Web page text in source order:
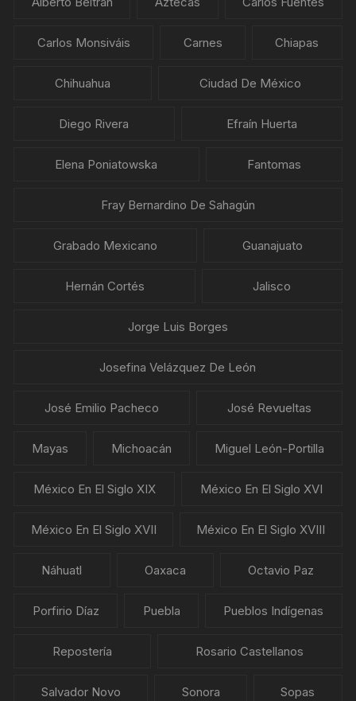
Carlos Monsiváis Carnes Chiapas
Chihuahua Ciudad De México
Diego Rivera Efraín Huerta
Elena Poniatowska Fantomas
Fray Bernardino De Sahagún
Grabado Mexicano Guanajuato
Hernán Cortés Jalisco
Jorge Luis Borges
Josefina Velázquez De León
José Emilio Pacheco José Revueltas
Mayas Michoacán Miguel León-Portilla
México En El Siglo XIX México En El Siglo XVI
México En El Siglo XVII México En El Siglo XVIII
Náhuatl Oaxaca Octavio Paz
Porfirio Díaz Puebla Pueblos Indígenas
Repostería Rosario Castellanos
Salvador Novo Sonora Sopas